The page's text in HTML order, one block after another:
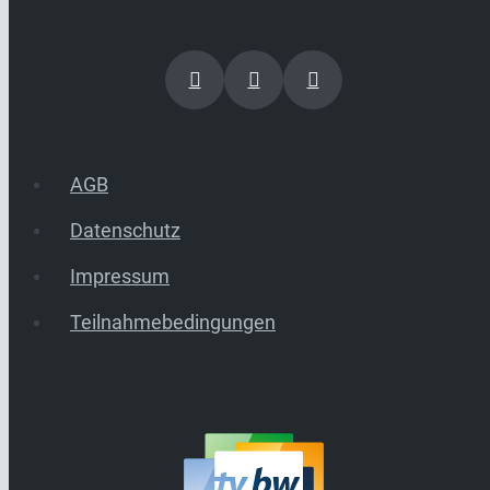
AGB
Datenschutz
Impressum
Teilnahmebedingungen